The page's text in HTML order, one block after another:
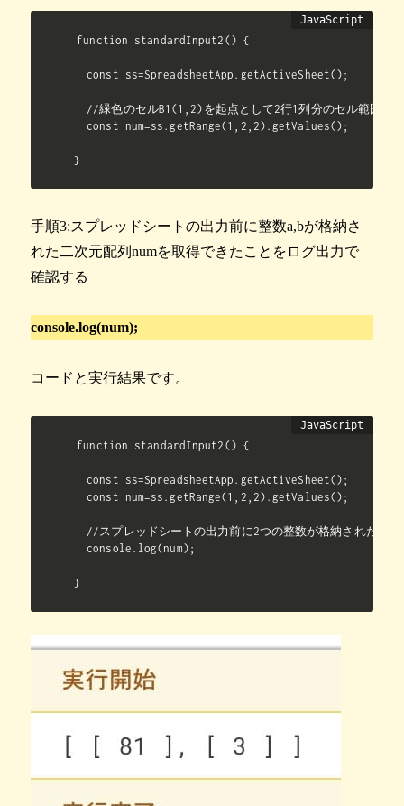
function standardInput2() {
  const ss=SpreadsheetApp.getActiveSheet();
//緑色のセルB1(1,2)を起点として2行1列分のセル範囲を
  const num=ss.getRange(1,2,2).getValues();
}
手順3:スプレッドシートの出力前に整数a,bが格納さ
れた二次元配列numを取得できたことをログ出力で
確認する
console.log(num);
コードと実行結果です。
function standardInput2() {
  const ss=SpreadsheetApp.getActiveSheet();
  const num=ss.getRange(1,2,2).getValues();
//スプレッドシートの出力前に2つの整数が格納された二
  console.log(num);
}